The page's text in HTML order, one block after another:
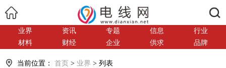
业界 资讯 专题 信息
行业
材料
财经 企业 供求 品牌
当前位置： 首页 > 业界 > 列表